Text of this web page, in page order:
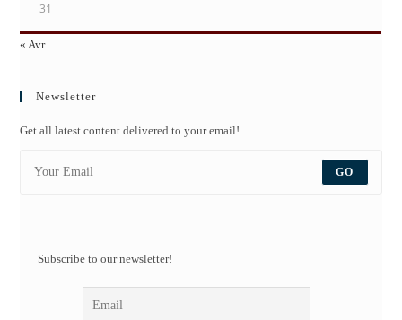
31
« Avr
Newsletter
Get all latest content delivered to your email!
GO
Subscribe to our newsletter!